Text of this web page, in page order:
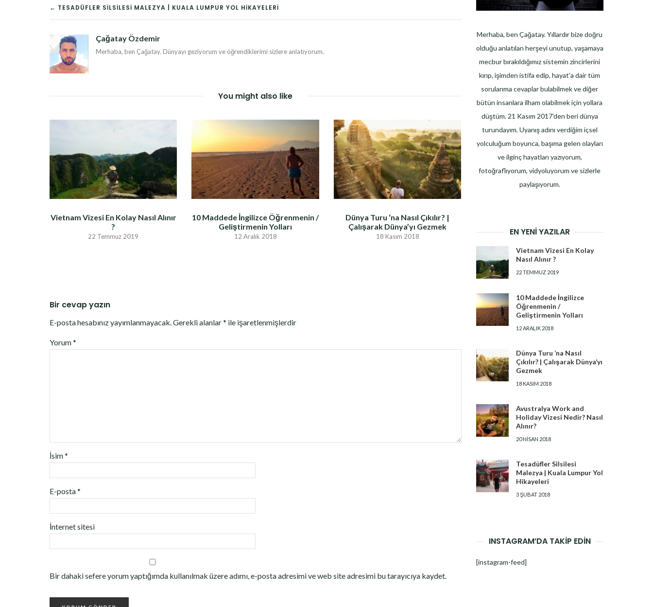
YAZI
DOLAŞIMI
← TESADÜFLER SILSILESI MALEZYA | KUALA LUMPUR YOL HIKAYELERI
Çağatay Özdemir
Merhaba, ben Çağatay. Dünyayı geziyorum ve öğrendiklerimi sizlere anlatıyorum.
You might also like
Vietnam Vizesi En Kolay Nasıl Alınır
?
22 Temmuz 2019
10 Maddede İngilizce Öğrenmenin /
Geliştirmenin Yolları
12 Aralık 2018
Dünya Turu ‘na Nasıl Çıkılır? |
Çalışarak Dünya’yı Gezmek
18 Kasım 2018
Bir cevap yazın
E-posta hesabınız yayımlanmayacak.Gerekli alanlar* ile işaretlenmişlerdir
Yorum*
İsim*
E-posta*
İnternet sitesi
Bir dahaki sefere yorum yaptığımda kullanılmak üzere adımı, e-posta adresimi ve web site adresimi bu tarayıcıya kaydet.
Merhaba, ben Çağatay. Yıllardır bize doğru
olduğu anlatılan herşeyi unutup, yaşamaya
mecbur bırakıldığımız sistemin zincirlerini
kırıp, işimden istifa edip, hayat'a dair tüm
sorularıma cevaplar bulabilmek ve diğer
bütün insanlara ilham olabilmek için yollara
düştüm. 21 Kasım 2017'den beri dünya
turundayım. Uyanış adını verdiğim içsel
yolculuğum boyunca, başıma gelen olayları
ve ilginç hayatları yazıyorum,
fotoğraflıyorum, vidyoluyorum ve sizlerle
paylaşıyorum.
EN YENI YAZILAR
Vietnam Vizesi En Kolay
Nasıl Alınır ?
22 TEMMUZ 2019
10 Maddede İngilizce
Öğrenmenin /
Geliştirmenin Yolları
12 ARALIK 2018
Dünya Turu ‘na Nasıl
Çıkılır? | Çalışarak Dünya’yı
Gezmek
18 KASIM 2018
Avustralya Work and
Holiday Vizesi Nedir? Nasıl
Alınır?
20 NISAN 2018
Tesadüfler Silsilesi
Malezya | Kuala Lumpur Yol
Hikayeleri
3 ŞUBAT 2018
INSTAGRAM’DA TAKİP EDİN
[instagram-feed]